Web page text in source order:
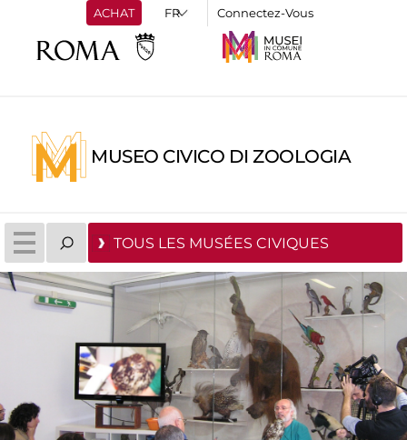
ACHAT Connectez-Vous
MUSEO CIVICO DI ZOOLOGIA
TOUS LES MUSÉES CIVIQUES